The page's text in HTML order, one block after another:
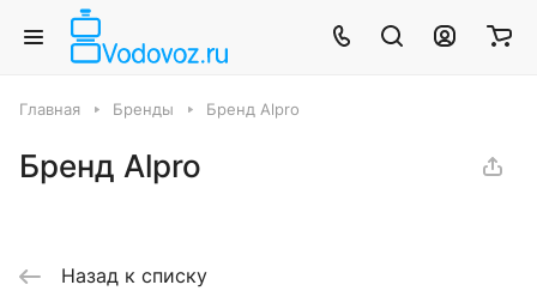
Главная Бренды Бренд Alpro
Бренд Alpro
Назад к списку